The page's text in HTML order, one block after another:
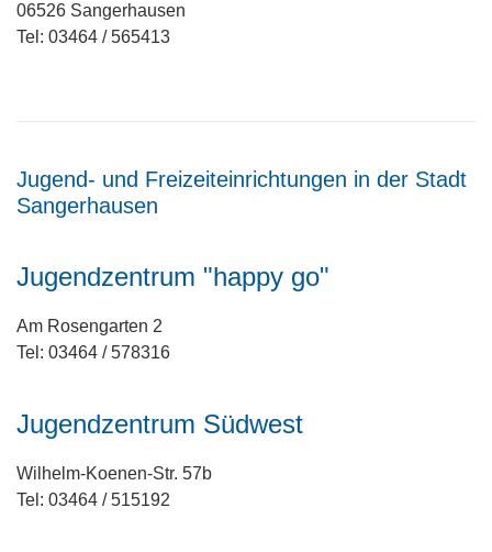
06526 Sangerhausen
Tel: 03464 / 565413
Jugend- und Freizeiteinrichtungen in der Stadt
Sangerhausen
Jugendzentrum "happy go"
Am Rosengarten 2
Tel: 03464 / 578316
Jugendzentrum Südwest
Wilhelm-Koenen-Str. 57b
Tel: 03464 / 515192